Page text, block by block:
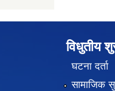
विधुतीय
घटना दर्ता
सामाजिक